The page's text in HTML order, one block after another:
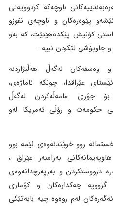
ناوچەکە کردوویەتی
پێوەرەکان و ناوچەی نفوزو
کۆنیش پێکدەهێنێت، کە بەو
و چاوپۆشی لێکردن نییە .
لەگەڵ هەڵبژاردنە
عێراقدا، چونکە ئاماژەی،
بۆ جۆری مامەڵەکردن لەگەڵ
حکومەت و رۆڵی ئەمریکا لەو
روو خوێندنەوەی ئێمە بوو
بەرامبەر عێراق ،
درووستکردن و بەرپەرچدانەوەی
گرووپە چەکدارەکان و کۆماری
لەم روەوە چیە بابەتێکی